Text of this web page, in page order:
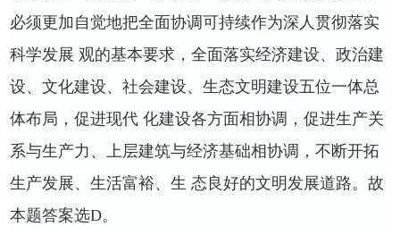
必须更加自觉地把全面协调可持续作为深人贯彻落实
科学发展 观的基本要求，全面落实经济建设、政治建
设、文化建设、社会建设、生态文明建设五位一体总
体布局，促进现代 化建设各方面相协调，促进生产关
系与生产力、上层建筑与经济基础相协调，不断开拓
生产发展、生活富裕、生 态良好的文明发展道路。故
本题答案选D。